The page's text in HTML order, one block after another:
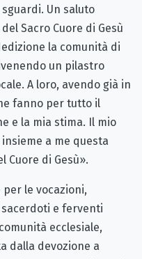
Un saluto
Sacro Cuore di Gesù
la comunità di
un pilastro
A loro, avendo già in
fanno per tutto il
e la mia stima. Il mio
a me questa
Cuore di Gesù».
le vocazioni,
e ferventi
ecclesiale,
dalla devozione a